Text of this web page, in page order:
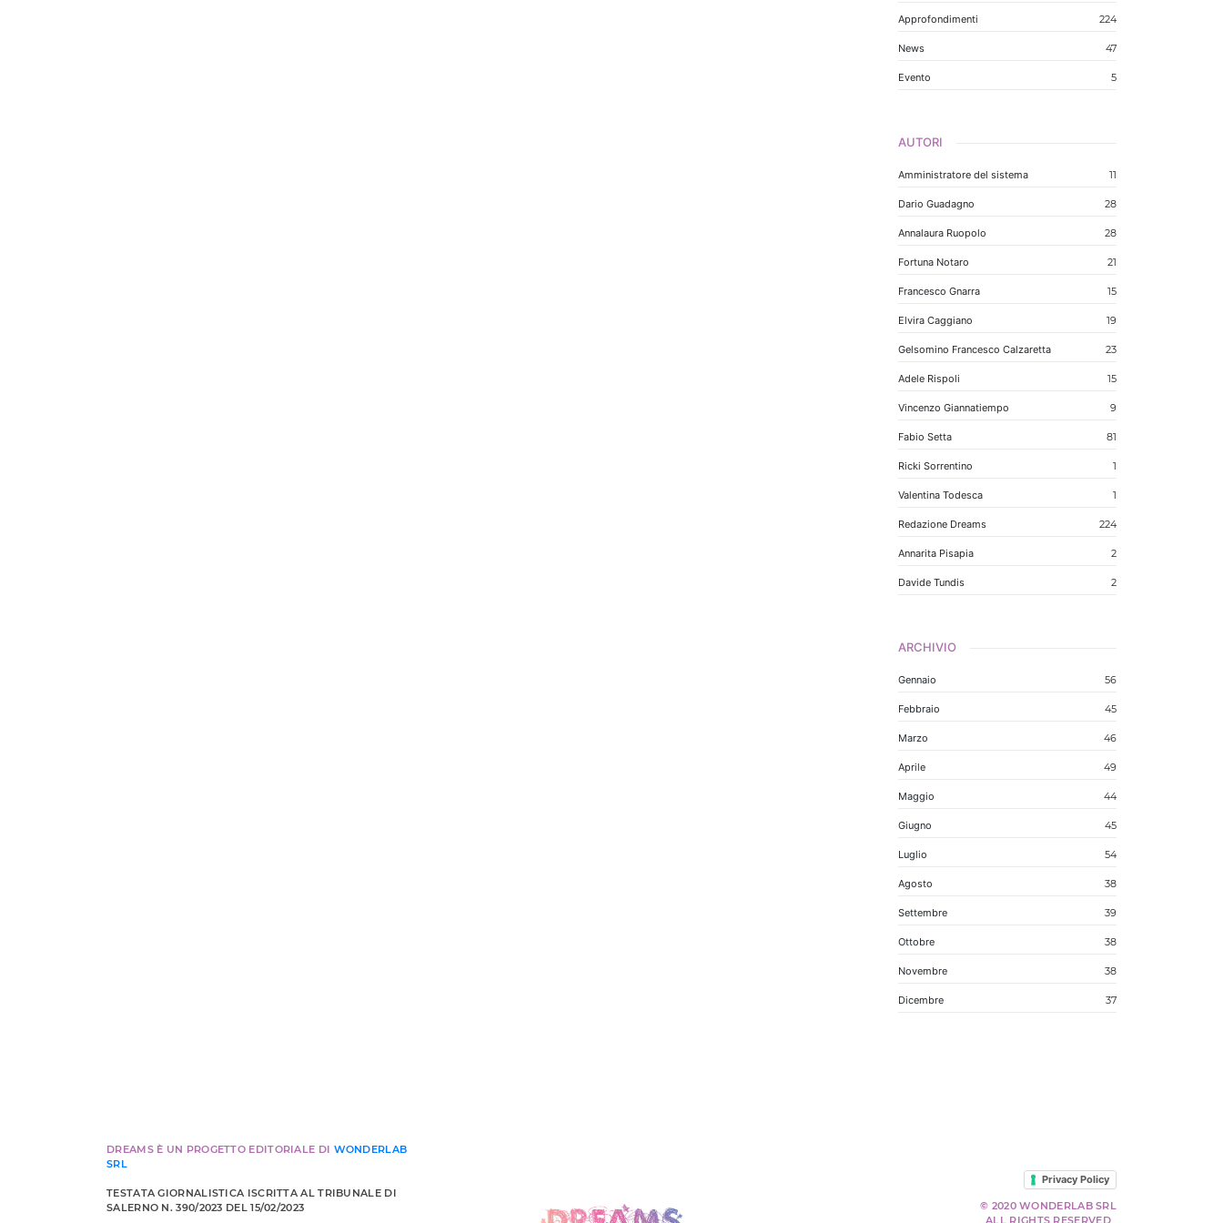
Approfondimenti 224
News 47
Evento 5
AUTORI
Amministratore del sistema 11
Dario Guadagno 28
Annalaura Ruopolo 28
Fortuna Notaro 21
Francesco Gnarra 15
Elvira Caggiano 19
Gelsomino Francesco Calzaretta 23
Adele Rispoli 15
Vincenzo Giannatiempo 9
Fabio Setta 81
Ricki Sorrentino 1
Valentina Todesca 1
Redazione Dreams 224
Annarita Pisapia 2
Davide Tundis 2
ARCHIVIO
Gennaio 56
Febbraio 45
Marzo 46
Aprile 49
Maggio 44
Giugno 45
Luglio 54
Agosto 38
Settembre 39
Ottobre 38
Novembre 38
Dicembre 37
DREAMS È UN PROGETTO EDITORIALE DI WONDERLAB
SRL
TESTATA GIORNALISTICA ISCRITTA AL TRIBUNALE DI
SALERNO N. 390/2023 DEL 15/02/2023
Privacy Policy
© 2020 WONDERLAB SRL
ALL RIGHTS RESERVED